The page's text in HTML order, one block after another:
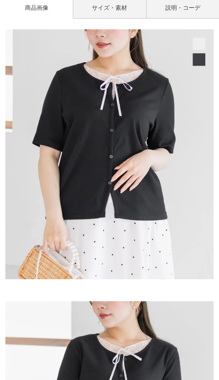
商品画像 サイズ・素材 説明・コーデ